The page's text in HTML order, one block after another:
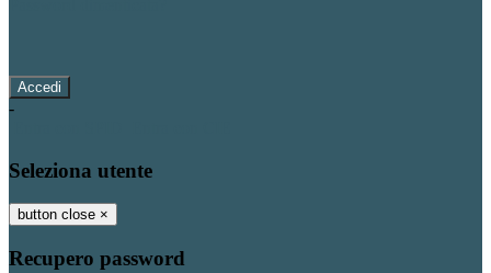
-
Seleziona utente
button close ×
Recupero password